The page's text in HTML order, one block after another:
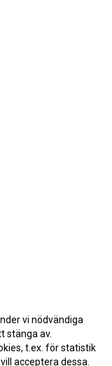
vi nödvändiga
stänga av.
t.ex. för statistik
acceptera dessa.